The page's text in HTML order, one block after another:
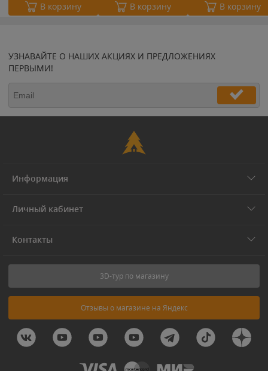
В корзину В корзину В корзину
УЗНАВАЙТЕ О НАШИХ АКЦИЯХ И ПРЕДЛОЖЕНИЯХ
ПЕРВЫМИ!
Информация
Личный кабинет
Контакты
3D-тур по магазину
Отзывы о магазине на Яндекс